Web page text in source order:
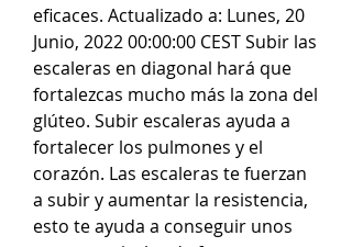
eficaces. Actualizado a: Lunes, 20
Junio, 2022 00:00:00 CEST Subir las
escaleras en diagonal hará que
fortalezcas mucho más la zona del
glúteo. Subir escaleras ayuda a
fortalecer los pulmones y el
corazón. Las escaleras te fuerzan
a subir y aumentar la resistencia,
esto te ayuda a conseguir unos